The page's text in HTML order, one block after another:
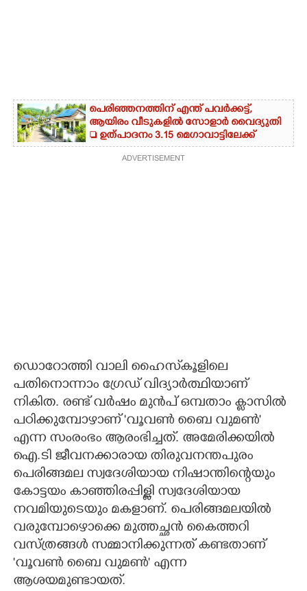
പെരിഞ്ഞനത്തിന് എന്ത് പവർക്കട്ട്,​
ആയിരം വീടുകളിൽ സോളാർ വൈദ്യുതി
 ഉത്പാദനം 3.15 മെഗാവാട്ടിലേക്ക്
ADVERTISEMENT
ഡൊറോത്തി വാലി ഹൈസ്‌കൂളിലെ
പതിനൊന്നാം ഗ്രേഡ് വിദ്യാർത്ഥിയാണ്
നികിത. രണ്ട് വർഷം മുൻപ് ഒമ്പതാം ക്ളാസിൽ
പഠിക്കുമ്പോഴാണ് 'വൂവൺ ബൈ വുമൺ"
എന്ന സംരംഭം ആരംഭിച്ചത്. അമേരിക്കയിൽ
ഐ.ടി ജീവനക്കാരായ തിരുവനന്തപുരം
പെരിങ്ങമല സ്വദേശിയായ നിഷാന്തിന്റെയും
കോട്ടയം കാഞ്ഞിരപ്പിള്ളി സ്വദേശിയായ
നവമിയുടെയും മകളാണ്. പെരിങ്ങമലയിൽ
വരുമ്പോഴൊക്കെ മുത്തച്ഛൻ കൈത്തറി
വസ്ത്രങ്ങൾ സമ്മാനിക്കുന്നത് കണ്ടതാണ്
'വൂവൺ ബൈ വുമൺ" എന്ന
ആശയമുണ്ടായത്.